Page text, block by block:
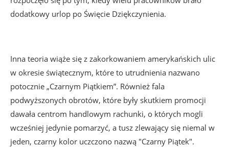
dodatkowy urlop po Święcie Dziękczynienia.
Inna teoria wiąże się z zakorkowaniem amerykańskich ulic
w okresie świątecznym, które to utrudnienia nazwano
potocznie „Czarnym Piątkiem”. Również fala
podwyższonych obrotów, które były skutkiem promocji
dawała centrom handlowym rachunki, o których mogli
wcześniej jedynie pomarzyć, a tusz zlewający się niemal w
jeden, czarny kolor uczczono nazwą "Czarny Piątek".